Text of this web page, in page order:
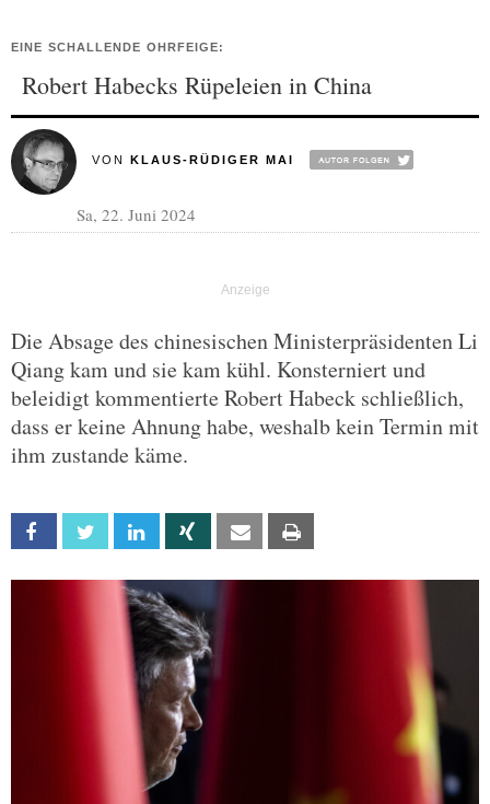
EINE SCHALLENDE OHRFEIGE:
Robert Habecks Rüpeleien in China
VON KLAUS-RÜDIGER MAI
Sa, 22. Juni 2024
Die Absage des chinesischen Ministerpräsidenten Li
Qiang kam und sie kam kühl. Konsterniert und
beleidigt kommentierte Robert Habeck schließlich,
dass er keine Ahnung habe, weshalb kein Termin mit
ihm zustande käme.
Facebook Twitter Linkedin Xing Email